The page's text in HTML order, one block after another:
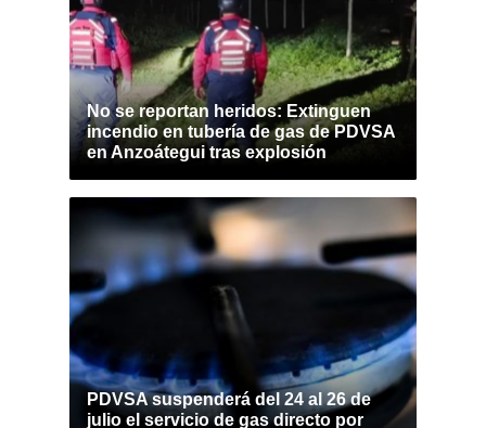
No se reportan heridos: Extinguen
incendio en tubería de gas de PDVSA
en Anzoátegui tras explosión
PDVSA suspenderá del 24 al 26 de
julio el servicio de gas directo por